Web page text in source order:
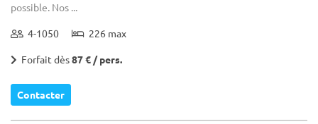
possible. Nos ...
4-1050 226 max
Forfait dès87 € / pers.
Contacter